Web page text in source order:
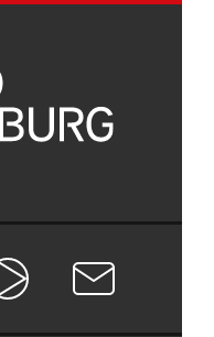
Salzburg
von Land Salzburg
ON
Newsletter